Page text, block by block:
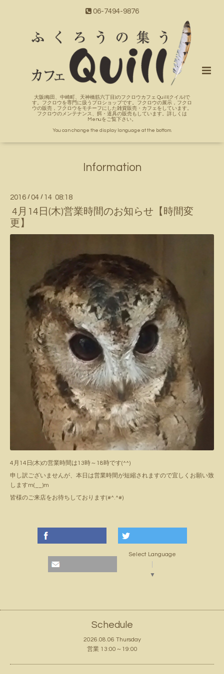
06-7494-9876
大阪(梅田、中崎町、天神橋筋六丁目)のフクロウカフェ Quill(クイル)で
す。フクロウを専門に扱うプロショップです。フクロウの展示，フクロ
ウの販売，フクロウをモチーフにした雑貨販売・カフェをしています。
フクロウのメンテナンス、餌・道具の販売もしています。詳しくは
Menuをご覧下さい。
You can change the display language at the bottom.
Information
2016 / 04 / 14 08:18
4月14日(木)営業時間のお知らせ【時間変
更】
4月14日(木)の営業時間は13時～18時です(^^)
申し訳ございませんが、本日は営業時間が短縮されますので宜しくお願い致
しますm(__)m
皆様のご来店をお待ちしております(#^.^#)
Select Language
▼
Schedule
2026.08.06 Thursday
営業 13:00～19:00